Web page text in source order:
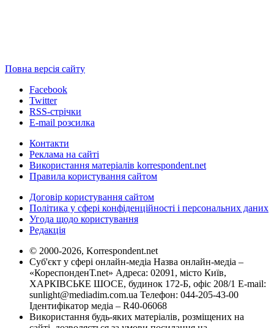
Повна версія сайту
Facebook
Twitter
RSS-стрічки
E-mail розсилка
Контакти
Реклама на сайті
Використання матеріалів korrespondent.net
Правила користування сайтом
Договір користування сайтом
Політика у сфері конфіденційності і персональних даних
Угода щодо користування
Редакція
© 2000-2026, Korrespondent.net
Суб'єкт у сфері онлайн-медіа Назва онлайн-медіа –
«КореспонденТ.net» Адреса: 02091, місто Київ,
ХАРКІВСЬКЕ ШОСЕ, будинок 172-Б, офіс 208/1 E-mail:
sunlight@mediadim.com.ua Телефон: 044-205-43-00
Ідентифікатор медіа – R40-06068
Використання будь-яких матеріалів, розміщених на